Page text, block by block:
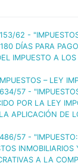
62 -
DÍAS PARA
IMPUESTO A
– LEY
57 -
POR LA LEY
APLICACIÓN DE
57 -
A LA